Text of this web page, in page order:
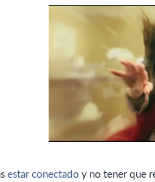
estar conectado y no tener que